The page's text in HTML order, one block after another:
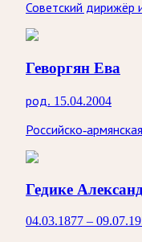
Советский дирижёр
Геворгян Ева
род. 15.04.2004
Российско-
Гедике
04.03.1877 –